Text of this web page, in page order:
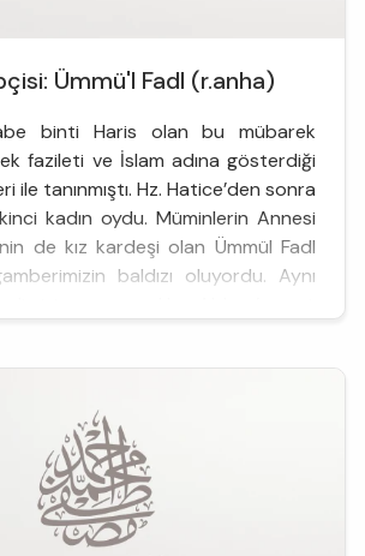
Ümmü'l Fadl (r.anha)
binti Haris olan bu mübarek
fazileti ve İslam adına gösterdiği
ile tanınmıştı. Hz. Hatice’den sonra
kadın oydu. Müminlerin Annesi
de kız kardeşi olan Ümmül Fadl
baldızı oluyordu. Aynı